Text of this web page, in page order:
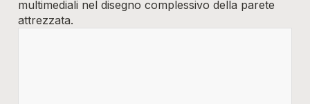
multimediali nel disegno complessivo della parete
attrezzata.